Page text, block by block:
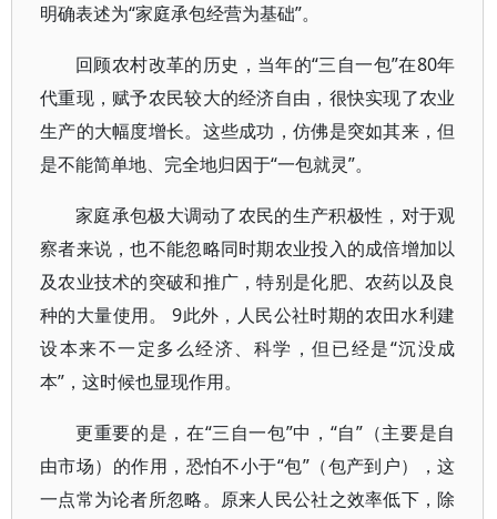
明确表述为“家庭承包经营为基础”。
回顾农村改革的历史，当年的“三自一包”在80年
代重现，赋予农民较大的经济自由，很快实现了农业
生产的大幅度增长。这些成功，仿佛是突如其来，但
是不能简单地、完全地归因于“一包就灵”。
家庭承包极大调动了农民的生产积极性，对于观
察者来说，也不能忽略同时期农业投入的成倍增加以
及农业技术的突破和推广，特别是化肥、农药以及良
种的大量使用。 9此外，人民公社时期的农田水利建
设本来不一定多么经济、科学，但已经是“沉没成
本”，这时候也显现作用。
更重要的是，在“三自一包”中，“自”（主要是自
由市场）的作用，恐怕不小于“包”（包产到户），这
一点常为论者所忽略。原来人民公社之效率低下，除